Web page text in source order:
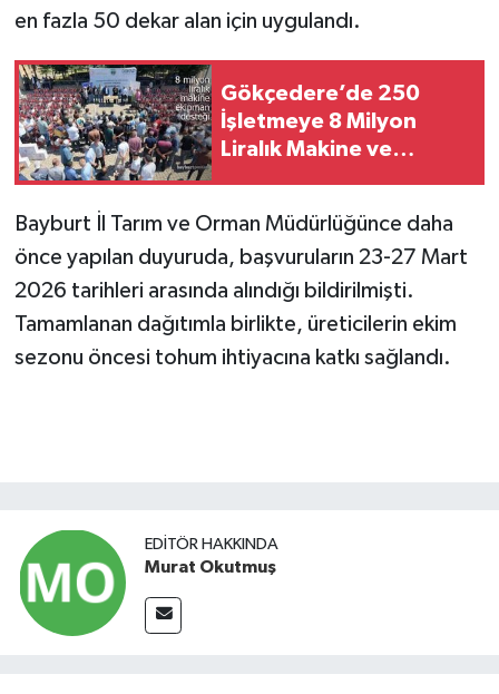
en fazla 50 dekar alan için uygulandı.
Gökçedere’de 250
İşletmeye 8 Milyon
Liralık Makine ve
Bayburt İl Tarım ve Orman Müdürlüğünce daha
önce yapılan duyuruda, başvuruların 23-27 Mart
2026 tarihleri arasında alındığı bildirilmişti.
Tamamlanan dağıtımla birlikte, üreticilerin ekim
sezonu öncesi tohum ihtiyacına katkı sağlandı.
EDITÖR HAKKINDA
Murat Okutmuş